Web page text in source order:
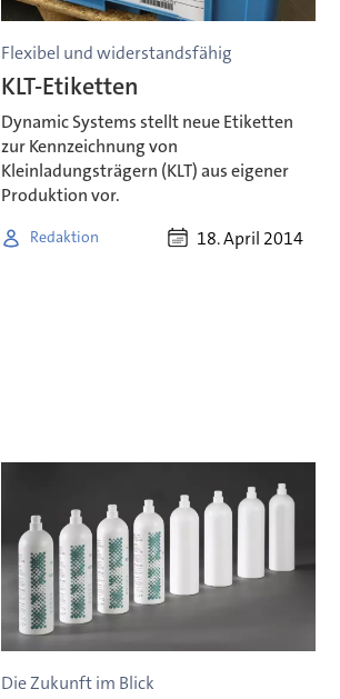
Flexibel und widerstandsfähig
KLT-Etiketten
Dynamic Systems stellt neue Etiketten
zur Kennzeichnung von
Kleinladungsträgern (KLT) aus eigener
Produktion vor.
Redaktion 18. April 2014
Die Zukunft im Blick